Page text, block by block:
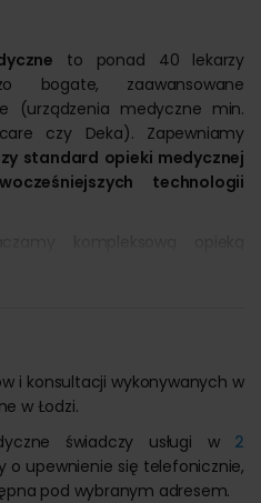
to ponad 40 lekarzy
bogate, zaawansowane
(urządzenia medyczne min.
czy Deka). Zapewniamy
standard opieki medycznej
technologii
profesjonalnej pomocy
estetycznej, dermatologii, a
diabetologii, gastrologii,
endokrynologii, chirurgii
na terenie Łodzi:
i konsultacji wykonywanych w
w Łodzi.
świadczy usługi w 2
o upewnienie się telefonicznie,
pod wybranym adresem.